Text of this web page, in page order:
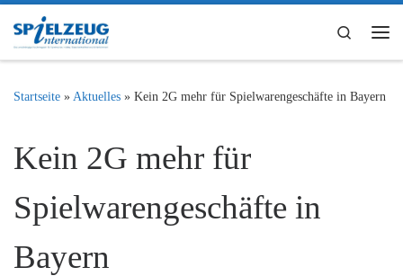
Zum Inhalt springen
Search
Startseite » Aktuelles » Kein 2G mehr für Spielwarengeschäfte in Bayern
Kein 2G mehr für
Spielwarengeschäfte in
Bayern